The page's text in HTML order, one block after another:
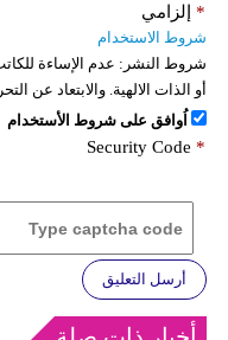
إلزامي *
شروط الاستخدام
شروط النشر: عدم الإساءة
أو الذات الالهية. والابتعاد عن
اُوافق على شروط الأستخدام
Security Code *
أرسل التعليق